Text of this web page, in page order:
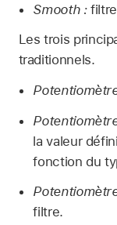
Smooth :
Les trois
traditionnels.
la valeur
fonction du
filtre.